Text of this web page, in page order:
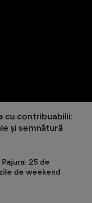
cu contribuabilii:
și semnătură
25 de
de weekend